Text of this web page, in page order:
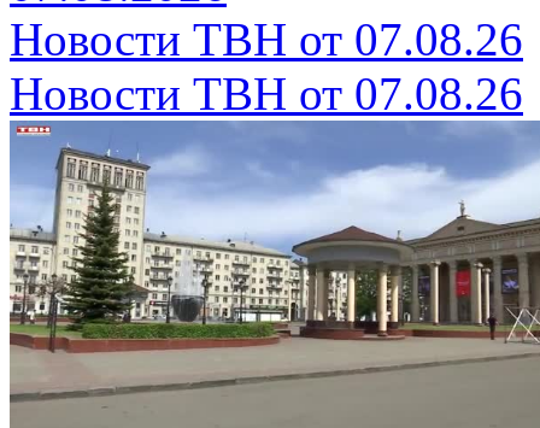
Новости ТВН от 07.08.26
Новости ТВН от 07.08.26